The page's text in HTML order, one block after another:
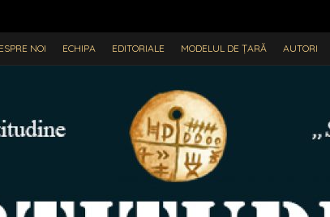
NOI ECHIPA EDITORIALE MODELUL DE ȚARĂ AUTORI